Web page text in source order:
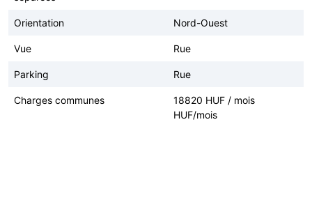
Orientation Nord-Ouest
Vue Rue
Parking Rue
Charges communes
18820 HUF / mois
HUF/mois